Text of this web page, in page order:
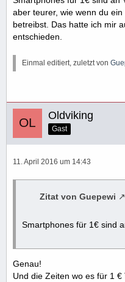
aber teurer, wie wenn du
betreibst. Das hatte ich mir
entschieden.
Einmal editiert, zuletzt von
Oldviking
Gast
11. April 2016 um 14:43
Zitat von Guepewi
Smartphones für 1€ sind
Genau!
Und die Zeiten wo es für 1